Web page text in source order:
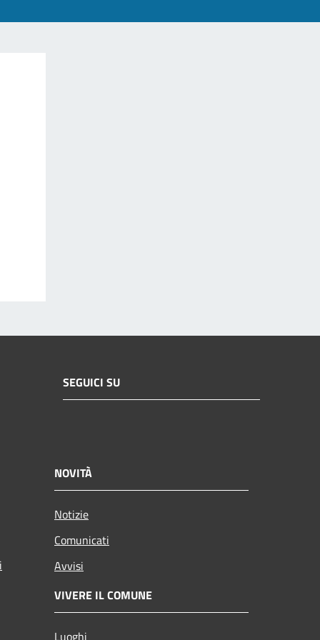
SEGUICI SU
NOVITÀ
Notizie
Comunicati
Avvisi
VIVERE IL COMUNE
Luoghi